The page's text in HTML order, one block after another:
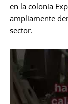
en la colonia
ampliamente
sector.